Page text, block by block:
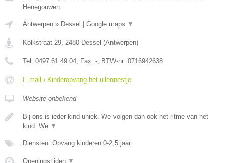
Henegouwen.
Antwerpen » Dessel Google maps ▼
Kolkstraat 29, 2480 Dessel (Antwerpen)
Tel: 0497 61 49 04, Fax: -, BTW-nr: 0716942638
E-mail › Kinderopvang het uilennestje
Website onbekend
Bij ons is ieder kind uniek. We volgen dan ook het ritme van het
kind. We ▼
Diensten: Opvang kinderen 0-2,5 jaar.
Openingstijden ▼